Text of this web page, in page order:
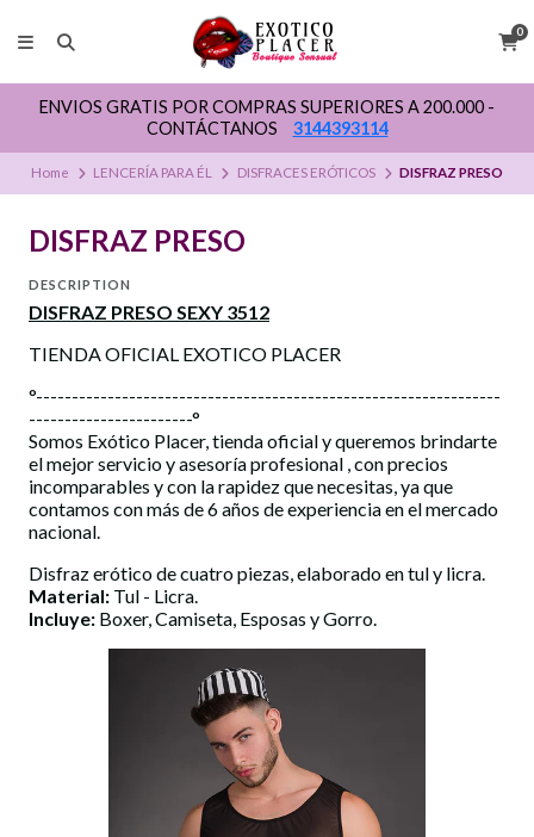
0
ENVIOS GRATIS POR COMPRAS SUPERIORES A 200.000 -
CONTÁCTANOS
3144393114
Home LENCERÍA PARA ÉL DISFRACES ERÓTICOS DISFRAZ PRESO
DISFRAZ PRESO
DESCRIPTION
DISFRAZ PRESO SEXY 3512
TIENDA OFICIAL EXOTICO PLACER
°-----------------------------------------------------------------
-----------------------°
Somos Exótico Placer, tienda oficial y queremos brindarte
el mejor servicio y asesoría profesional , con precios
incomparables y con la rapidez que necesitas, ya que
contamos con más de 6 años de experiencia en el mercado
nacional.
Disfraz erótico de cuatro piezas, elaborado en tul y licra.
Material: Tul - Licra.
Incluye: Boxer, Camiseta, Esposas y Gorro.